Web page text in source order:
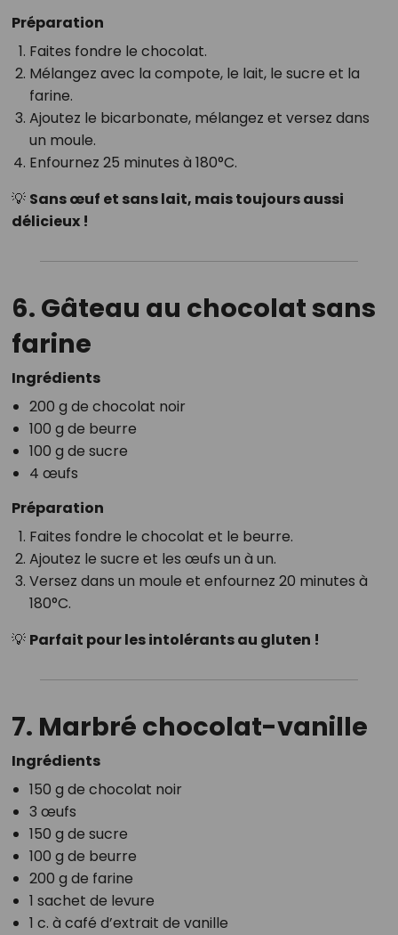
Préparation
Faites fondre le chocolat.
Mélangez avec la compote, le lait, le sucre et la
farine.
Ajoutez le bicarbonate, mélangez et versez dans
un moule.
Enfournez 25 minutes à 180°C.
💡 Sans œuf et sans lait, mais toujours aussi
délicieux !
6. Gâteau au chocolat sans
farine
Ingrédients
200 g de chocolat noir
100 g de beurre
100 g de sucre
4 œufs
Préparation
Faites fondre le chocolat et le beurre.
Ajoutez le sucre et les œufs un à un.
Versez dans un moule et enfournez 20 minutes à
180°C.
💡 Parfait pour les intolérants au gluten !
7. Marbré chocolat-vanille
Ingrédients
150 g de chocolat noir
3 œufs
150 g de sucre
100 g de beurre
200 g de farine
1 sachet de levure
1 c. à café d’extrait de vanille